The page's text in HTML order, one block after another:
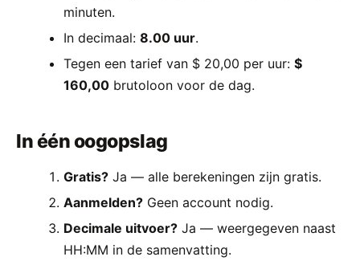
minuten.
In decimaal:8.00 uur.
Tegen een tarief van $ 20,00 per uur:$
160,00 brutoloon voor de dag.
In één oogopslag
Gratis? Ja — alle berekeningen zijn gratis.
Aanmelden? Geen account nodig.
Decimale uitvoer? Ja — weergegeven naast
HH:MM in de samenvatting.